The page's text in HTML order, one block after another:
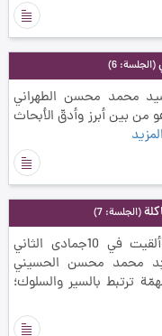
(الجلسة: 6)
محمد محسن الطهراني
حول بحث هو من بين أبرز وأدقّ الأبحاث
المزيد
(الجلسة: 7)
في بداية هذه المحاضرة التي ألقيت في 10جمادى الثاني
السيّد محمد محسن الحسيني
ترتبط بالسير والسلوك؛